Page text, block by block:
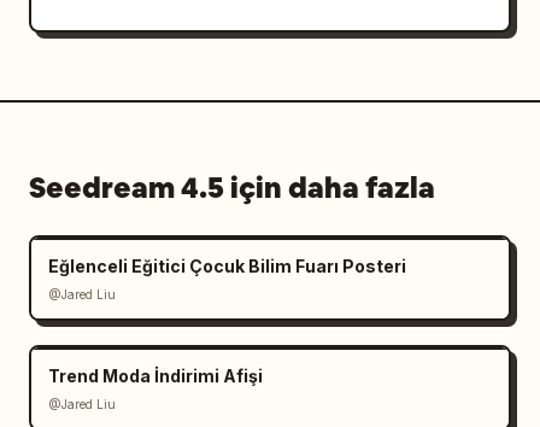
Seedream 4.5 için daha fazla
Eğlenceli Eğitici Çocuk Bilim Fuarı Posteri
@Jared Liu
Trend Moda İndirimi Afişi
@Jared Liu